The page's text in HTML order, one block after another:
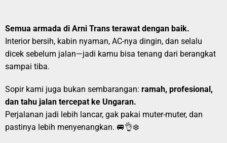
Semua armada di Arni Trans terawat dengan baik.
Interior bersih, kabin nyaman, AC-nya dingin, dan selalu
dicek sebelum jalan—jadi kamu bisa tenang dari berangkat
sampai tiba.
Sopir kami juga bukan sembarangan: ramah, profesional,
dan tahu jalan tercepat ke Ungaran.
Perjalanan jadi lebih lancar, gak pakai muter-muter, dan
pastinya lebih menyenangkan. 🚐👌❄️